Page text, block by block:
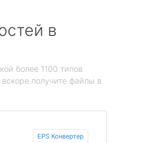
в
более 1100 типов
получите файлы в
EPS Конвертер